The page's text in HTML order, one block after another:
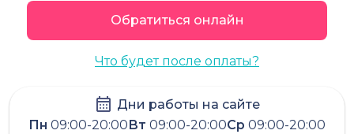
Обратиться онлайн
Что будет после оплаты?
Дни работы на сайте
Пн 09:00-20:00 Вт 09:00-20:00Ср 09:00-20:00